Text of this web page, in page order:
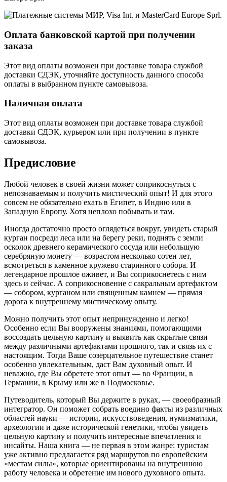
Оплата банковской картой при получении
заказа
Этот вид оплаты возможен при доставке товара службой
доставки СДЭК, уточняйте доступность данного способа
оплаты в выбранном пункте самовывоза.
Наличная оплата
Этот вид оплаты возможен при доставке товара службой
доставки СДЭК, курьером или при получении в пункте
самовывоза.
Предисловие
Любой человек в своей жизни может соприкоснуться с
непознаваемым и получить мистический опыт! И для этого
совсем не обязательно ехать в Египет, в Индию или в
Западную Европу. Хотя неплохо побывать и там.
Иногда достаточно просто оглядеться вокруг, увидеть старый
курган посреди леса или на берегу реки, поднять с земли
осколок древнего керамического сосуда или небольшую
серебряную монету — возрастом несколько сотен лет,
всмотреться в каменное кружево старинного собора. И
легендарное прошлое оживет, и Вы соприкоснетесь с ним
здесь и сейчас. А соприкосновение с сакральным артефактом
— собором, курганом или священным камнем — прямая
дорога к внутреннему мистическому опыту.
Можно получить этот опыт непринужденно и легко!
Особенно если Вы вооружены знаниями, помогающими
воссоздать цельную картину и выявить как скрытые связи
между различными артефактами прошлого, так и связь их с
настоящим. Тогда Ваше созерцательное путешествие станет
особенно увлекательным, даст Вам духовный опыт. И
неважно, где Вы обретете этот опыт — во Франции, в
Германии, в Крыму или же в Подмосковье.
Путеводитель, который Вы держите в руках, — своеобразный
интегратор. Он поможет собрать воедино факты из различных
областей науки — истории, искусствоведения, нумизматики,
археологии и даже исторической генетики, чтобы увидеть
цельную картину и получить интересные впечатления и
инсайты. Наша книга — не первая в этом жанре: туристам
уже активно предлагается ряд маршрутов по европейским
«местам силы», которые ориентированы на внутреннюю
работу человека и обретение им нового духовного опыта.